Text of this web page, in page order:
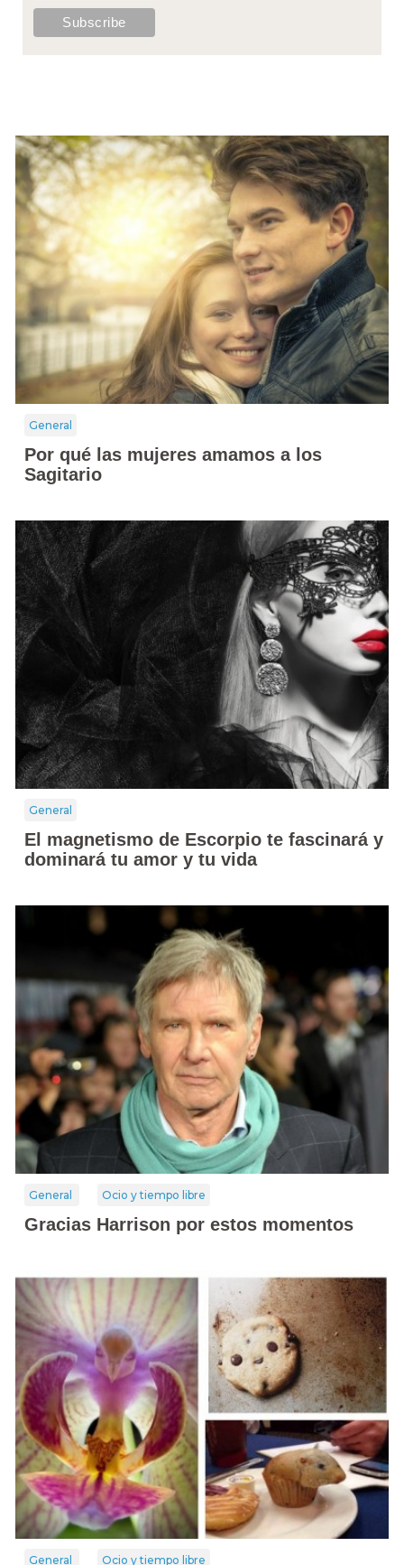
General
Por qué las mujeres amamos a los
Sagitario
General
El magnetismo de Escorpio te fascinará y
dominará tu amor y tu vida
General Ocio y tiempo libre
Gracias Harrison por estos momentos
General Ocio y tiempo libre